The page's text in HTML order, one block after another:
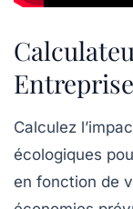
Calculez
écologiques
en fonction de